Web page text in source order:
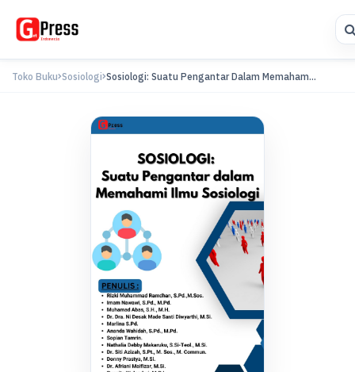
Toko Buku Sosiologi Sosiologi: Suatu Pengantar Dalam Memaham...